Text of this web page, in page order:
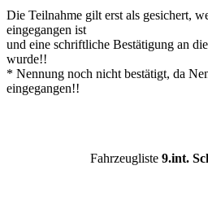
Die Teilnahme gilt erst als gesichert,
eingegangen ist
und eine schriftliche Bestätigung an
wurde!!
* Nennung noch nicht bestätigt, da
eingegangen!!
Fahrzeugliste 9.int.